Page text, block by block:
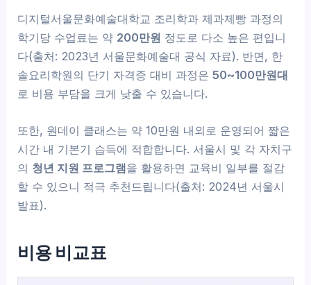
디지털서울문화예술대학교 조리학과 제과제빵 과정의
학기당 수업료는 약 200만원 정도로 다소 높은 편입니
다(출처: 2023년 서울문화예술대 공식 자료). 반면, 한
솔요리학원의 단기 자격증 대비 과정은50~100만원대
로 비용 부담을 크게 낮출 수 있습니다.
또한, 원데이 클래스는 약 10만원 내외로 운영되어 짧은
시간 내 기본기 습득에 적합합니다. 서울시 및 각 자치구
의 청년 지원 프로그램을 활용하면 교육비 일부를 절감
할 수 있으니 적극 추천드립니다(출처: 2024년 서울시
발표).
비용 비교표